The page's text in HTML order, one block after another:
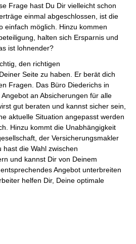
Frage hast Du Dir vielleicht schon
einmal abgeschlossen, ist die
einfach möglich. Hinzu kommen
halten sich Ersparnis und
ist lohnender?
den richtigen
Seite zu haben. Er berät dich
Fragen. Das Büro Diederichs in
an Absicherungen für alle
gut beraten und kannst sicher sein,
aktuelle Situation angepasst werden
Hinzu kommt die Unabhängigkeit
der Versicherungsmakler
die Wahl zwischen
und kannst Dir von Deinem
Angebot unterbreiten
helfen Dir, Deine optimale